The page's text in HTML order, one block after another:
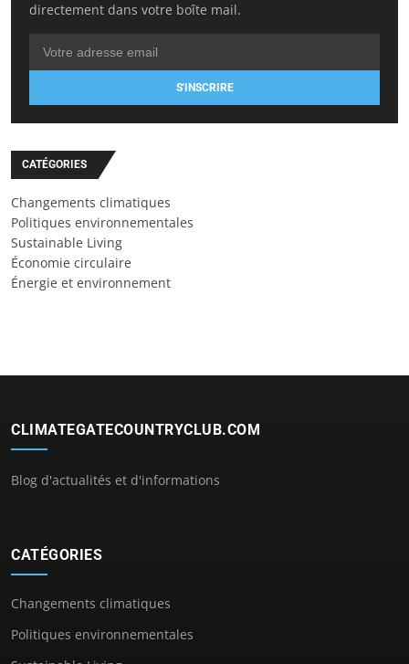
directement dans votre boîte mail.
S'INSCRIRE
CATÉGORIES
Changements climatiques
Politiques environnementales
Sustainable Living
Économie circulaire
Énergie et environnement
CLIMATEGATECOUNTRYCLUB.COM
Blog d'actualités et d'informations
CATÉGORIES
Changements climatiques
Politiques environnementales